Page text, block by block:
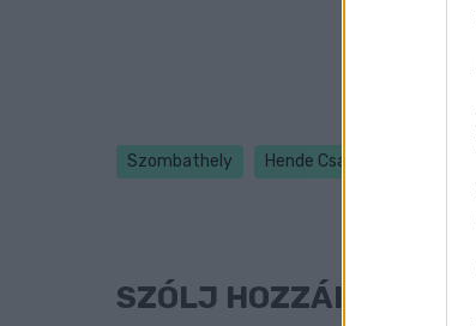
Szombathely Hende Csaba
SZÓLJ HOZZÁ!